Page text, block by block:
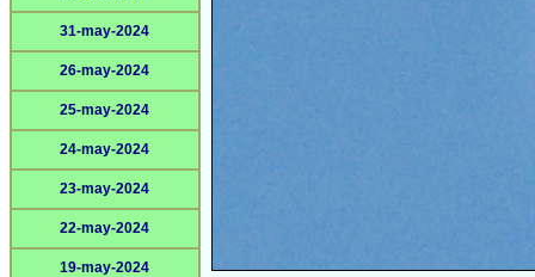
31-may-2024
26-may-2024
25-may-2024
24-may-2024
23-may-2024
22-may-2024
19-may-2024